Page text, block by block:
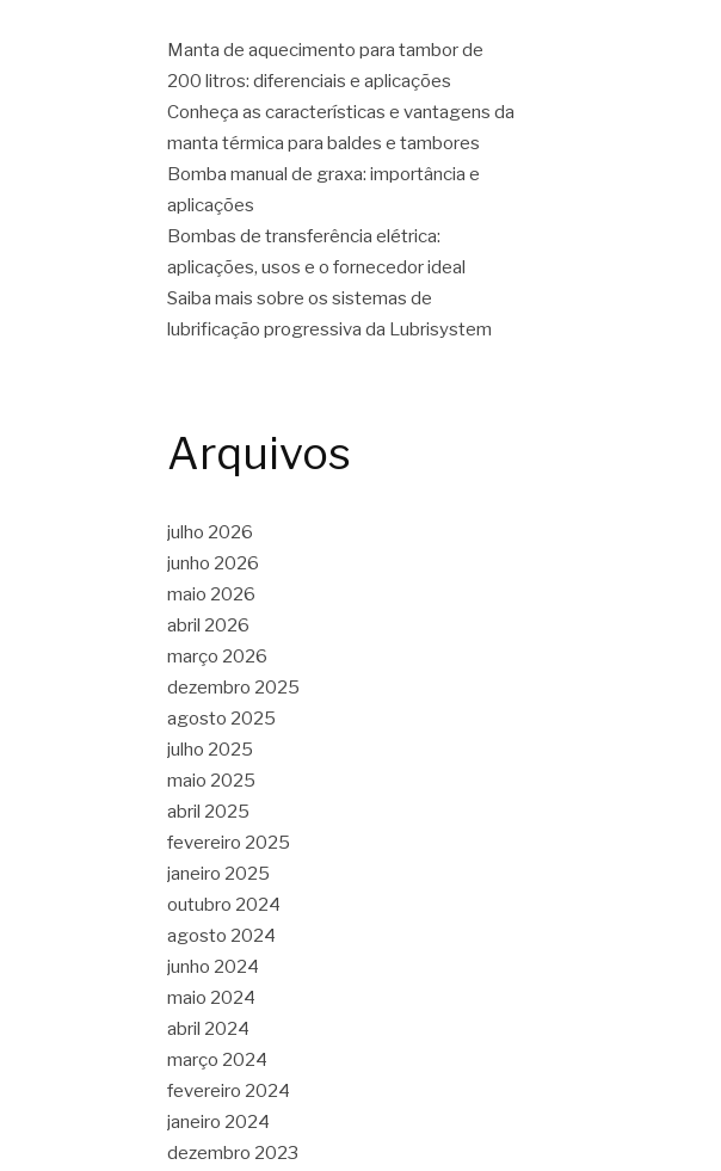
Manta de aquecimento para tambor de
200 litros: diferenciais e aplicações
Conheça as características e vantagens da
manta térmica para baldes e tambores
Bomba manual de graxa: importância e
aplicações
Bombas de transferência elétrica:
aplicações, usos e o fornecedor ideal
Saiba mais sobre os sistemas de
lubrificação progressiva da Lubrisystem
Arquivos
julho 2026
junho 2026
maio 2026
abril 2026
março 2026
dezembro 2025
agosto 2025
julho 2025
maio 2025
abril 2025
fevereiro 2025
janeiro 2025
outubro 2024
agosto 2024
junho 2024
maio 2024
abril 2024
março 2024
fevereiro 2024
janeiro 2024
dezembro 2023